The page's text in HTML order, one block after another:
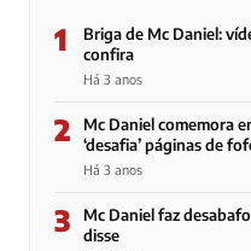
1
Briga de Mc Daniel:
confira
Há 3 anos
2
Mc Daniel comemora
‘desafia’ páginas de
Há 3 anos
3
Mc Daniel faz
disse